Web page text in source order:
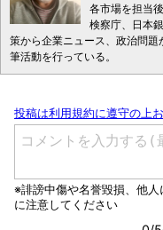
各市場を担当
検察庁、日本
策から企業ニュース、政治問
筆活動を行っている。